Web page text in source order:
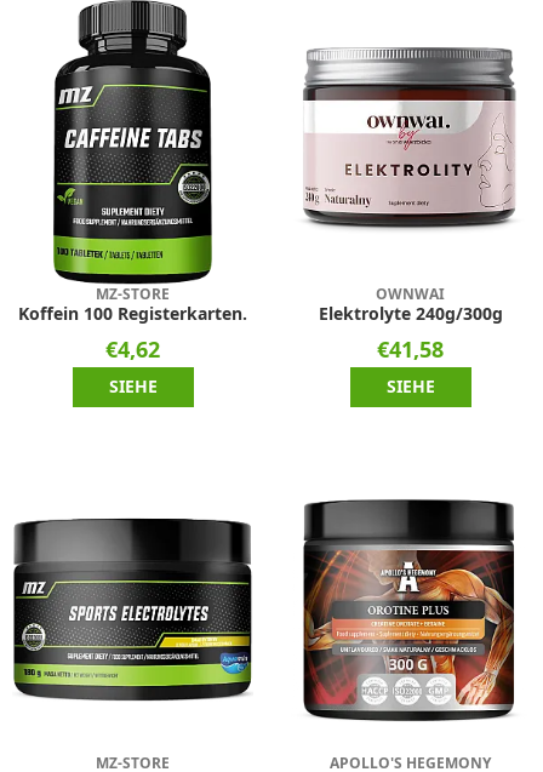
MZ-STORE
Koffein 100 Registerkarten.
€4,62
SIEHE
OWNWAI
Elektrolyte 240g/300g
€41,58
SIEHE
MZ-STORE APOLLO'S HEGEMONY